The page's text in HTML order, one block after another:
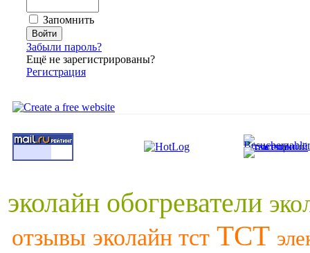
Запомнить
Забыли пароль?
Ещё не зарегистрированы?
Регистрация
эколайн обогреватели
отзывы эколайн тст ТСТ